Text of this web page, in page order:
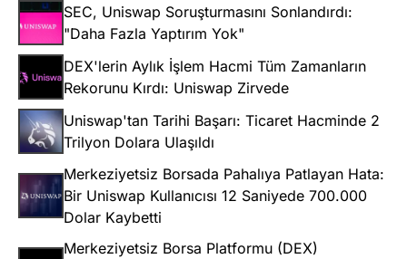
SEC, Uniswap Soruşturmasını Sonlandırdı:
"Daha Fazla Yaptırım Yok"
DEX'lerin Aylık İşlem Hacmi Tüm Zamanların
Rekorunu Kırdı: Uniswap Zirvede
Uniswap'tan Tarihi Başarı: Ticaret Hacminde 2
Trilyon Dolara Ulaşıldı
Merkeziyetsiz Borsada Pahalıya Patlayan Hata:
Bir Uniswap Kullanıcısı 12 Saniyede 700.000
Dolar Kaybetti
Merkeziyetsiz Borsa Platformu (DEX)